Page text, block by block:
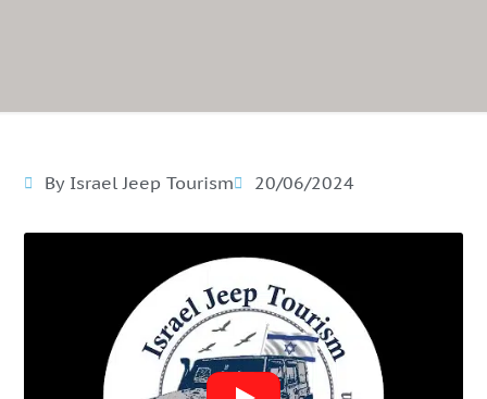
By Israel Jeep Tourism 20/06/2024